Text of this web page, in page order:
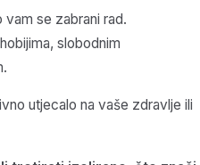
se zabrani rad.
slobodnim
utjecalo na vaše zdravlje ili